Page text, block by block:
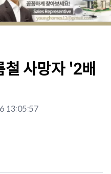
사망자 '2배
13:05:57